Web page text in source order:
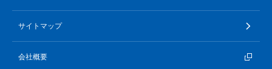
サイトマップ
会社概要